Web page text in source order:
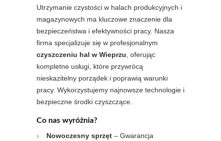
Utrzymanie czystości w halach produkcyjnych i
magazynowych ma kluczowe znaczenie dla
bezpieczeństwa i efektywności pracy. Nasza
firma specjalizuje się w profesjonalnym
czyszczeniu hal w Wieprzu , oferując
kompletne usługi, które przywrócą
nieskazitelny porządek i poprawią warunki
pracy. Wykorzystujemy najnowsze technologie i
bezpieczne środki czyszczące.
Co nas wyróżnia?
Nowoczesny sprzęt – Gwarancja